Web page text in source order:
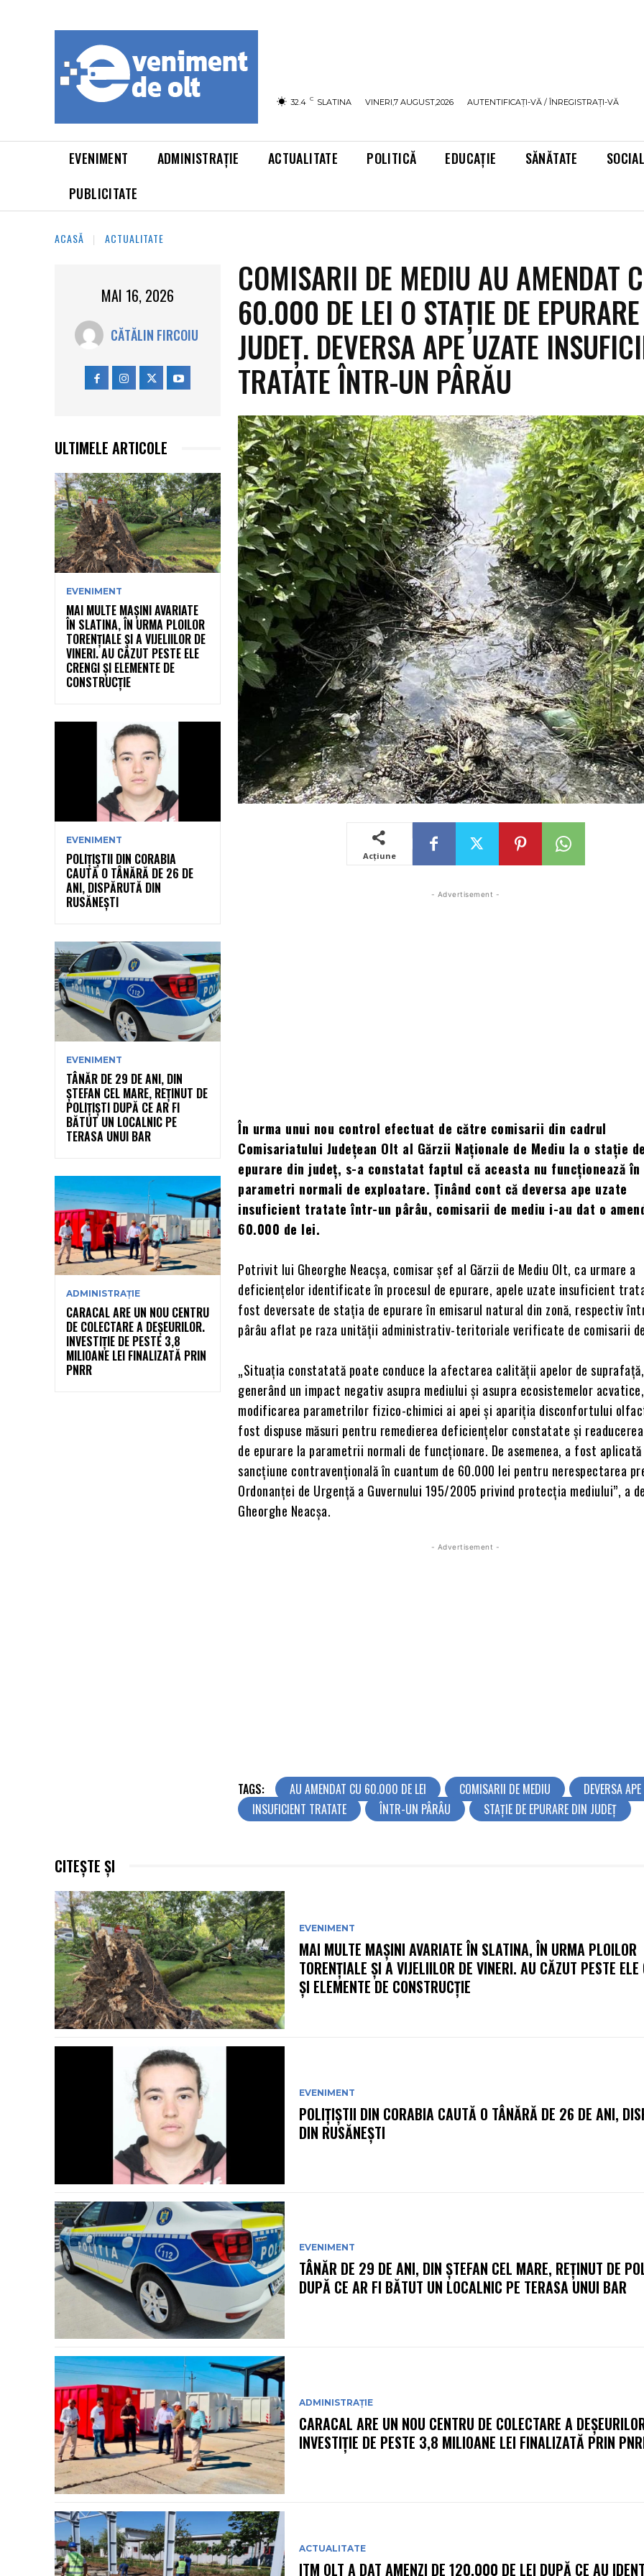
32.4 C SLATINA VINERI,7 AUGUST,2026 AUTENTIFICAȚI-VĂ / ÎNREGISTRAȚI-VĂ
EVENIMENT ADMINISTRAȚIE ACTUALITATE POLITICĂ EDUCAȚIE SĂNĂTATE SOCIAL
PUBLICITATE
ACASĂ ACTUALITATE
MAI 16, 2026
CĂTĂLIN FIRCOIU
ULTIMELE ARTICOLE
EVENIMENT
MAI MULTE MAȘINI AVARIATE
ÎN SLATINA, ÎN URMA PLOILOR
TORENȚIALE ȘI A VIJELIILOR DE
VINERI. AU CĂZUT PESTE ELE
CRENGI ȘI ELEMENTE DE
CONSTRUCȚIE
EVENIMENT
POLIȚIȘTII DIN CORABIA
CAUTĂ O TÂNĂRĂ DE 26 DE
ANI, DISPĂRUTĂ DIN
RUSĂNEȘTI
EVENIMENT
TÂNĂR DE 29 DE ANI, DIN
ȘTEFAN CEL MARE, REȚINUT DE
POLIȚIȘTI DUPĂ CE AR FI
BĂTUT UN LOCALNIC PE
TERASA UNUI BAR
ADMINISTRAȚIE
CARACAL ARE UN NOU CENTRU
DE COLECTARE A DEȘEURILOR.
INVESTIȚIE DE PESTE 3,8
MILIOANE LEI FINALIZATĂ PRIN
PNRR
COMISARII DE MEDIU AU AMENDAT
60.000 DE LEI O STAȚIE DE
JUDEȚ. DEVERSA APE UZATE
TRATATE ÎNTR-UN PÂRĂU
Acțiune
- Advertisement -
În urma unui nou control efectuat de către comisarii din cadrul
Comisariatului Județean Olt al Gărzii Naționale de Mediu la o stație de
epurare din județ, s-a constatat faptul că aceasta nu funcționează în
parametri normali de exploatare. Ținând cont că deversa ape uzate
insuficient tratate într-un pârâu, comisarii de mediu i-au dat o
60.000 de lei.
Potrivit lui Gheorghe Neacșa, comisar șef al Gărzii de Mediu Olt, ca urmare a
deficiențelor identificate în procesul de epurare, apele uzate insuficient
fost deversate de stația de epurare în emisarul natural din zonă, respectiv
pârâu aflat pe raza unității administrativ-teritoriale verificate de comisarii
„Situația constatată poate conduce la afectarea calității apelor de suprafață,
generând un impact negativ asupra mediului și asupra ecosistemelor
modificarea parametrilor fizico-chimici ai apei și apariția disconfortului
fost dispuse măsuri pentru remedierea deficiențelor constatate și
de epurare la parametrii normali de funcționare. De asemenea, a fost aplicată
sancțiune contravențională în cuantum de 60.000 lei pentru nerespectarea
Ordonanței de Urgență a Guvernului 195/2005 privind protecția mediului”, a
Gheorghe Neacșa.
- Advertisement -
TAGS: AU AMENDAT CU 60.000 DE LEI COMISARII DE MEDIU
DEVERSA
INSUFICIENT TRATATE
ÎNTR-UN PÂRÂU STAȚIE DE EPURARE DIN JUDEȚ
CITEȘTE ȘI
EVENIMENT
MAI MULTE MAȘINI AVARIATE ÎN SLATINA, ÎN URMA PLOILOR
TORENȚIALE ȘI A VIJELIILOR DE VINERI. AU CĂZUT PESTE ELE
ȘI ELEMENTE DE CONSTRUCȚIE
EVENIMENT
POLIȚIȘTII DIN CORABIA CAUTĂ O TÂNĂRĂ DE 26 DE ANI,
DIN RUSĂNEȘTI
EVENIMENT
TÂNĂR DE 29 DE ANI, DIN ȘTEFAN CEL MARE, REȚINUT DE
DUPĂ CE AR FI BĂTUT UN LOCALNIC PE TERASA UNUI BAR
ADMINISTRAȚIE
CARACAL ARE UN NOU CENTRU DE COLECTARE A
INVESTIȚIE DE PESTE 3,8 MILIOANE LEI FINALIZATĂ PRIN
ACTUALITATE
ITM OLT A DAT AMENZI DE 120.000 DE LEI DUPĂ CE AU